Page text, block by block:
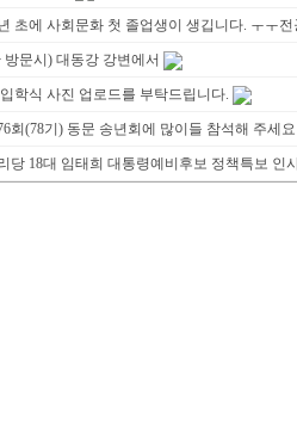
초에 사회문화 첫 졸업생이 생깁니다. ㅜㅜ
방문시) 대동강 강변에서
학식 사진 업로드를 부탁드립니다.
회(78기) 동문 송년회에 많이들 참석해 주세요
당 18대 임태희 대통령예비후보 정책특보 인